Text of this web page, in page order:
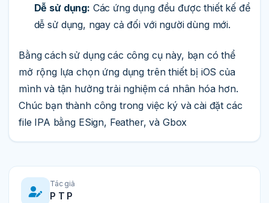
Dễ sử dụng: Các ứng dụng đều được thiết kế để
dễ sử dụng, ngay cả đối với người dùng mới.
Bằng cách sử dụng các công cụ này, bạn có thể
mở rộng lựa chọn ứng dụng trên thiết bị iOS của
mình và tận hưởng trải nghiệm cá nhân hóa hơn.
Chúc bạn thành công trong việc ký và cài đặt các
file IPA bằng ESign, Feather, và Gbox
Tác giả
P T P